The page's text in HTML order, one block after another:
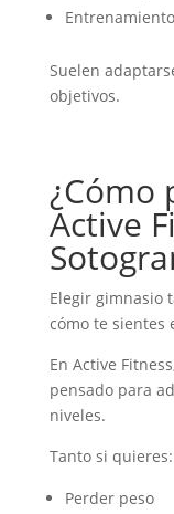
Suelen
objetivos.
¿Cómo
Active
Elegir gimnasio
cómo te sientes
En Active
pensado para
niveles.
Tanto si quieres:
Perder peso